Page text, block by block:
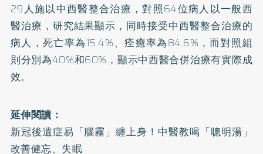
29人施以中西醫整合治療，對照64位病人以一般西
醫治療，研究結果顯示，同時接受中西醫整合治療的
病人，死亡率為15.4%、痊癒率為84.6%，而對照組
則分別為40%和60%，顯示中西醫合併治療有實際成
效。
延伸閱讀：
新冠後遺症易「腦霧」纏上身！中醫教喝「聰明湯」
改善健忘、失眠